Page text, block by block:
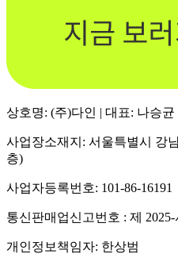
상호명: (주)다인 | 대표: 나승균
사업장소재지: 서울특별시 강
층)
사업자등록번호: 101-86-16191
통신판매업신고번호 : 제 2025-
개인정보책임자: 한상범